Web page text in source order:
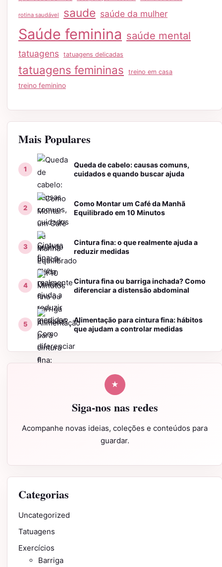
rotina saudável saude saúde da mulher
Saúde feminina saúde mental
tatuagens tatuagens delicadas
tatuagens femininas treino em casa
treino feminino
Mais Populares
Queda de cabelo: causas comuns,
cuidados e quando buscar ajuda
Como Montar um Café da Manhã
Equilibrado em 10 Minutos
Cintura fina: o que realmente ajuda a
reduzir medidas
Cintura fina ou barriga inchada? Como
diferenciar a distensão abdominal
Alimentação para cintura fina: hábitos
que ajudam a controlar medidas
★
Siga-nos nas redes
Acompanhe novas ideias, coleções e conteúdos para
guardar.
Categorias
Uncategorized
Tatuagens
Exercícios
Barriga